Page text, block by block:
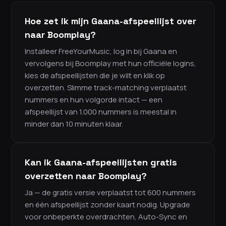
Hoe zet ik mijn Gaana-afspeellijst over
naar Boomplay?
Installeer FreeYourMusic, log in bij Gaana en
vervolgens bij Boomplay met hun officiële logins,
kies de afspeellijsten die je wilt en klik op
overzetten. Slimme track-matching verplaatst
nummers en hun volgorde intact — een
afspeellijst van 1.000 nummers is meestal in
minder dan 10 minuten klaar.
Kan ik Gaana-afspeellijsten gratis
overzetten naar Boomplay?
Ja — de gratis versie verplaatst tot 600 nummers
en één afspeellijst zonder kaart nodig. Upgrade
voor onbeperkte overdrachten, Auto-Sync en